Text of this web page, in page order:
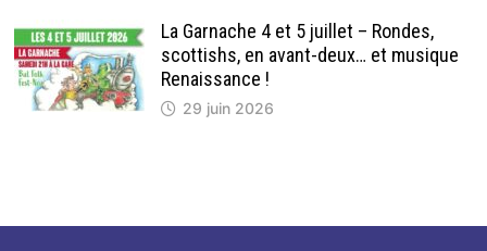
La Garnache 4 et 5 juillet – Rondes,
scottishs, en avant-deux… et musique
Renaissance !
29 juin 2026